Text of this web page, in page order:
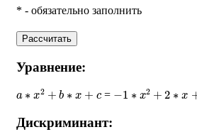
* - обязательно заполнить
Рассчитать
Уравнение:
2 b ∗ = 1 2+ 2 ∗
Дискриминант: